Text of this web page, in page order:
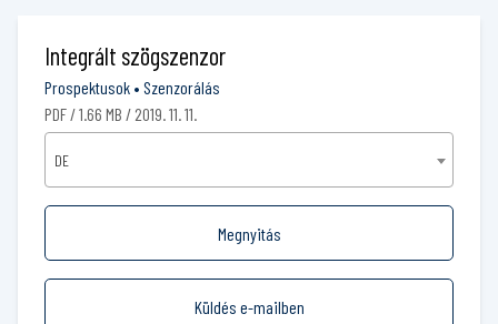
Integrált szögszenzor
Prospektusok • Szenzorálás
PDF / 1.66 MB / 2019. 11. 11.
DE
Megnyitás
Küldés e-mailben